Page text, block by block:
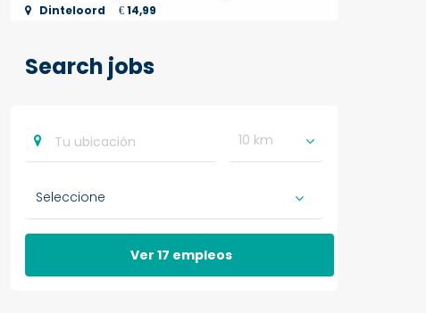
Dinteloord
€ 14,99
Search jobs
10 km
Ver 17 empleos